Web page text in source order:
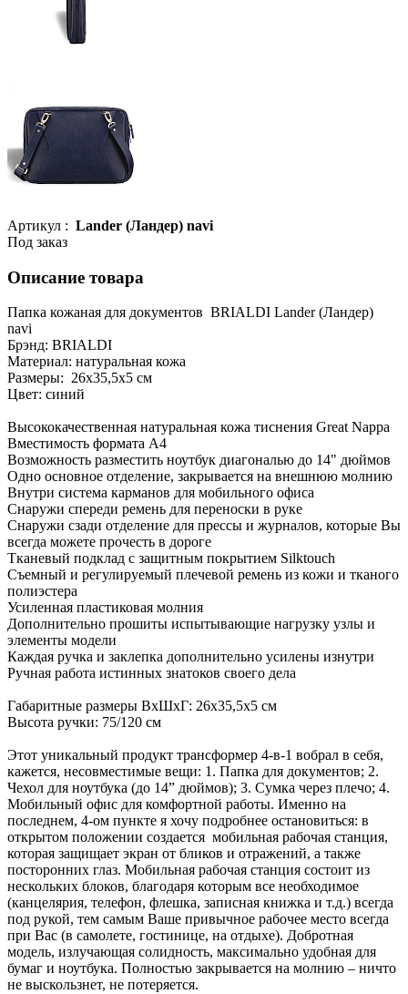
Артикул : Lander (Ландер) navi
Под заказ
Описание товара
Папка кожаная для документов BRIALDI Lander (Ландер)
navi
Брэнд: BRIALDI
Материал: натуральная кожа
Размеры: 26х35,5х5 см
Цвет: синий
Высококачественная натуральная кожа тиснения Great Nappa
Вместимость формата А4
Возможность разместить ноутбук диагональю до 14" дюймов
Одно основное отделение, закрывается на внешнюю молнию
Внутри система карманов для мобильного офиса
Снаружи спереди ремень для переноски в руке
Снаружи сзади отделение для прессы и журналов, которые Вы
всегда можете прочесть в дороге
Тканевый подклад с защитным покрытием Silktouch
Съемный и регулируемый плечевой ремень из кожи и тканого
полиэстера
Усиленная пластиковая молния
Дополнительно прошиты испытывающие нагрузку узлы и
элементы модели
Каждая ручка и заклепка дополнительно усилены изнутри
Ручная работа истинных знатоков своего дела
Габаритные размеры ВхШхГ: 26х35,5х5 см
Высота ручки: 75/120 см
Этот уникальный продукт трансформер 4-в-1 вобрал в себя,
кажется, несовместимые вещи: 1. Папка для документов; 2.
Чехол для ноутбука (до 14” дюймов); 3. Сумка через плечо; 4.
Мобильный офис для комфортной работы. Именно на
последнем, 4-ом пункте я хочу подробнее остановиться: в
открытом положении создается мобильная рабочая станция,
которая защищает экран от бликов и отражений, а также
посторонних глаз. Мобильная рабочая станция состоит из
нескольких блоков, благодаря которым все необходимое
(канцелярия, телефон, флешка, записная книжка и т.д.) всегда
под рукой, тем самым Ваше привычное рабочее место всегда
при Вас (в самолете, гостинице, на отдыхе). Добротная
модель, излучающая солидность, максимально удобная для
бумаг и ноутбука. Полностью закрывается на молнию – ничто
не выскользнет, не потеряется.